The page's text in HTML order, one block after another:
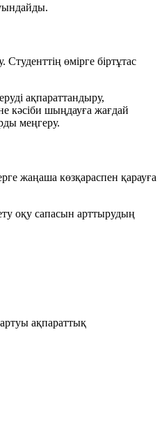
өмірге біртұтас
ақпараттандыру,
кәсіби шыңдауға жағдай
меңгеру.
жаңаша көзқараспен қарауға
оқу сапасын арттырудың
ақпараттық